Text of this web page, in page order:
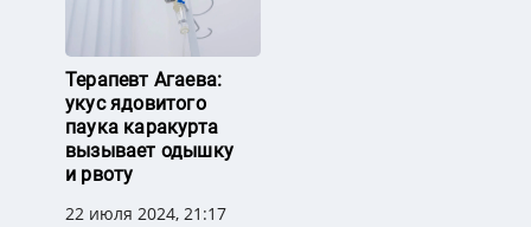
Терапевт Агаева:
укус ядовитого
паука каракурта
вызывает одышку
и рвоту
22 июля 2024, 21:17